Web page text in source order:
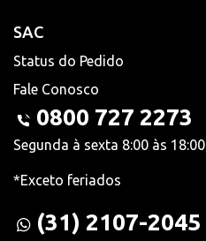
SAC
Status do Pedido
Fale Conosco
0800 727 2273
Segunda à sexta 8:00 às 18:00
*Exceto feriados
(31) 2107-2045